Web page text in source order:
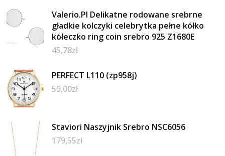
Valerio.Pl Delikatne rodowane srebrne
gładkie kolczyki celebrytka pełne kółko
kółeczko ring coin srebro 925 Z1680E
45,78zł
PERFECT L110 (zp958j)
59,00zł
Staviori Naszyjnik Srebro NSC6056
179,55zł